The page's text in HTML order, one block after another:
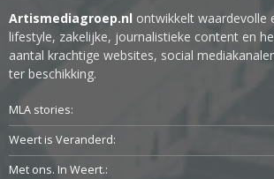
Artismediagroep.nl ontwikkelt waardevolle
lifestyle, zakelijke, journalistieke content en
aantal krachtige websites, social
ter beschikking.
MLA stories:
Weert is Veranderd:
Met ons. In Weert.: